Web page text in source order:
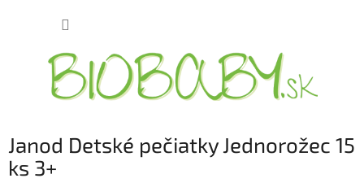
Janod Detské pečiatky Jednorožec 15
ks 3+